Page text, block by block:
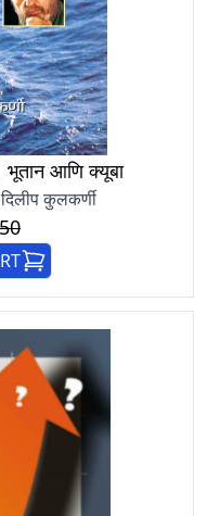
आणि क्यूबा
कुलकर्णी